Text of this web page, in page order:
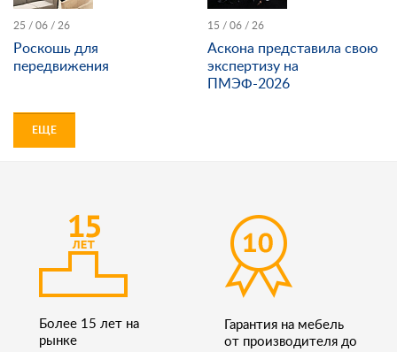
25 / 06 / 26
Роскошь для
передвижения
15 / 06 / 26
Аскона представила свою
экспертизу на
ПМЭФ-2026
ЕЩЕ
Более 15 лет на
рынке
Гарантия на мебель
от производителя до